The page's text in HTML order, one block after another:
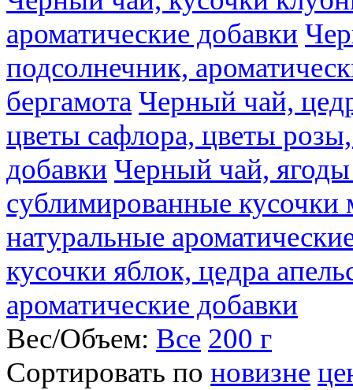
ароматические добавки
подсолнечник,
бергамота Черный чай,
цветы сафлора, цветы
добавки Черный чай,
сублимированные
натуральные
кусочки яблок, цедра
ароматические добавки
Вес/Объем: Все 200 г
Сортировать по новизне